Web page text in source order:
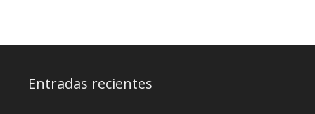
Entradas recientes